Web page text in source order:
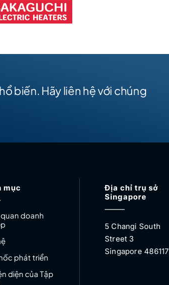
biến. Hãy liên hệ với chúng
mục
doanh
phát triển
diện của Tập
Địa chỉ trụ sở
Singapore
5 Changi South
Street 3
Singapore 486117